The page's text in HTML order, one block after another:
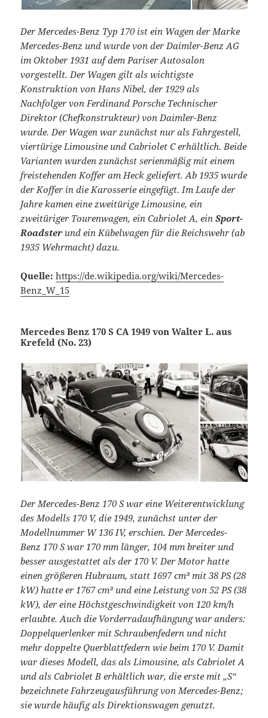
Der Mercedes-Benz Typ 170 ist ein Wagen der Marke
Mercedes-Benz und wurde von der Daimler-Benz AG
im Oktober 1931 auf dem Pariser Autosalon
vorgestellt. Der Wagen gilt als wichtigste
Konstruktion von Hans Nibel, der 1929 als
Nachfolger von Ferdinand Porsche Technischer
Direktor (Chefkonstrukteur) von Daimler-Benz
wurde. Der Wagen war zunächst nur als Fahrgestell,
viertürige Limousine und Cabriolet C erhältlich. Beide
Varianten wurden zunächst serienmäßig mit einem
freistehenden Koffer am Heck geliefert. Ab 1935 wurde
der Koffer in die Karosserie eingefügt. Im Laufe der
Jahre kamen eine zweitürige Limousine, ein
zweitüriger Tourenwagen, ein Cabriolet A, einSport-
Roadsterund ein Kübelwagen für die Reichswehr (ab
1935 Wehrmacht) dazu.
Quelle: https://de.wikipedia.org/wiki/Mercedes-
Benz_W_15
Mercedes Benz 170 S CA 1949 von Walter L. aus
Krefeld (No. 23)
Der Mercedes-Benz 170 S war eine Weiterentwicklung
des Modells 170 V, die 1949, zunächst unter der
Modellnummer W 136 IV, erschien. Der Mercedes-
Benz 170 S war 170 mm länger, 104 mm breiter und
besser ausgestattet als der 170 V. Der Motor hatte
einen größeren Hubraum, statt 1697 cm³ mit 38 PS (28
kW) hatte er 1767 cm³ und eine Leistung von 52 PS (38
kW), der eine Höchstgeschwindigkeit von 120 km/h
erlaubte. Auch die Vorderradaufhängung war anders:
Doppelquerlenker mit Schraubenfedern und nicht
mehr doppelte Querblattfedern wie beim 170 V. Damit
war dieses Modell, das als Limousine, als Cabriolet A
und als Cabriolet B erhältlich war, die erste mit „S“
bezeichnete Fahrzeugausführung von Mercedes-Benz;
sie wurde häufig als Direktionswagen genutzt.